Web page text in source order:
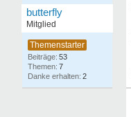
butterfly
Mitglied
53
7
2